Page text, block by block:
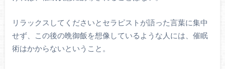
リラックスしてくださいとセラピストが語った言葉に集中
せず、この後の晩御飯を想像しているような人には、催眠
術はかからないということ。